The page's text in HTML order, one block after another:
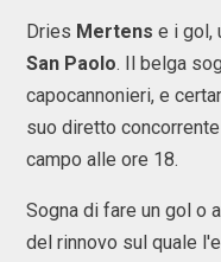
Dries Mertens e i gol,
San Paolo. Il belga
capocannonieri, e
suo diretto
campo alle ore 18.
Sogna di fare un gol o
del rinnovo sul quale